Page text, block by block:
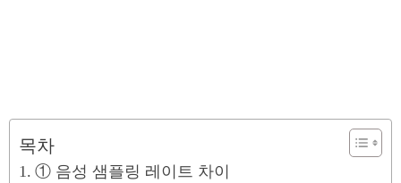
목차
① 음성 샘플링 레이트 차이